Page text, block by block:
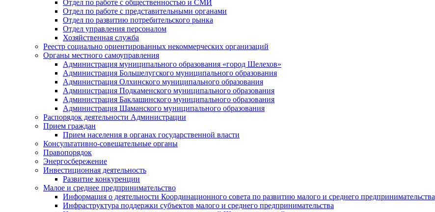
Отдел по работе с общественностью и СМИ
Отдел по работе с представительными органами
Отдел по развитию потребительского рынка
Отдел управления персоналом
Хозяйственная служба
Реестр социально ориентированных некоммерческих организаций
Органы местного самоуправления
Администрация муниципального образования «город Шелехов»
Администрация Большелугского муниципального образования
Администрация Олхинского муниципального образования
Администрация Подкаменского муниципального образования
Администрация Баклашинского муниципального образования
Администрация Шаманского муниципального образования
Распорядок деятельности Администрации
Прием граждан
Прием населения в органах государственной власти
Консультативно-совещательные органы
Правопорядок
Энергосбережение
Инвестиционная деятельность
Развитие конкуренции
Малое и среднее предпринимательство
Информация о деятельности Координационного совета по развитию малого и среднего предпринимательства
Инфраструктура поддержки субъектов малого и среднего предпринимательства